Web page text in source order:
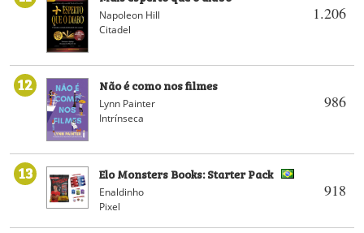
1.206
Napoleon Hill
Citadel
12
986
Não é como nos filmes
Lynn Painter
Intrínseca
13
918
Elo Monsters Books: Starter Pack
Enaldinho
Pixel